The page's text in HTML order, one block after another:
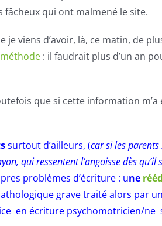
qui ont malmené le site.
viens d’avoir, là, ce matin, de
: il faudrait plus d’un an
que si cette information
surtout d’ailleurs, (car si les
qui ressentent l’angoisse dès qu’il
problèmes d’écriture : une
grave traité alors par
en écriture psychomotricien/ne